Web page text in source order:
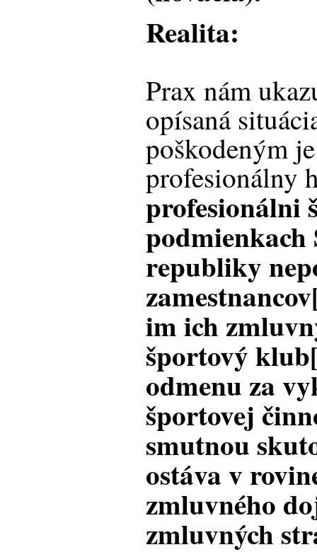
Realita:
Prax nám
opísaná
poškodeným
profesionálny
profesionálni
podmienkach
republiky
im ich
športový
odmenu za
športovej
smutnou
ostáva v
zmluvného
zmluvných